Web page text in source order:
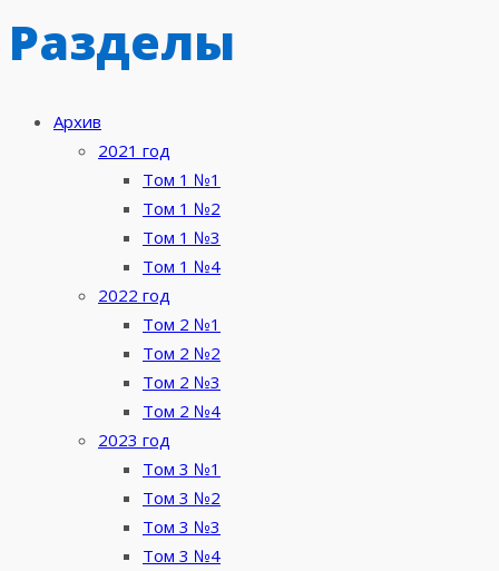
Разделы
Архив
2021 год
Том 1 №1
Том 1 №2
Том 1 №3
Том 1 №4
2022 год
Том 2 №1
Том 2 №2
Том 2 №3
Том 2 №4
2023 год
Том 3 №1
Том 3 №2
Том 3 №3
Том 3 №4